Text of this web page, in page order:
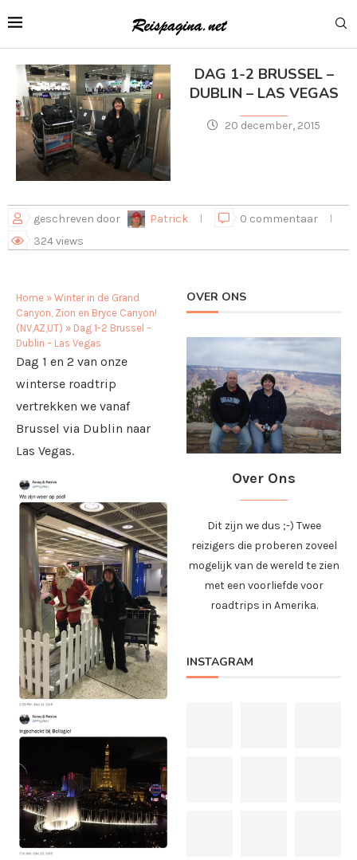
DAG 1-2 BRUSSEL –
DUBLIN – LAS VEGAS
20 december, 2015
geschreven door Patrick
0 commentaar
324views
Home » Winter in de Grand
Canyon, Zion en Bryce Canyon!
(NV,AZ,UT) » Dag 1-2 Brussel –
Dublin – Las Vegas
Dag 1 en 2 van onze
winterse roadtrip
vertrekken we vanaf
Brussel via Dublin naar
Las Vegas.
OVER ONS
Over Ons
Dit zijn we dus ;-) Twee
reizigers die proberen zoveel
mogelijk van de wereld te zien
met een voorliefde voor
roadtrips in Amerika.
INSTAGRAM